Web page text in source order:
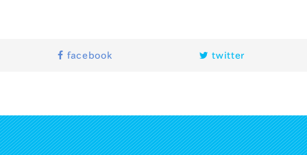
facebook twitter